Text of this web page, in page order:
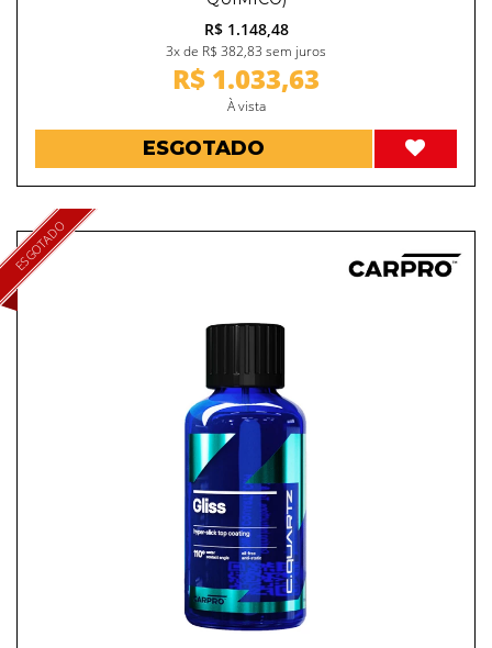
R$ 1.148,48
3x de R$ 382,83 sem juros
R$ 1.033,63
À vista
ESGOTADO
ESGOTADO